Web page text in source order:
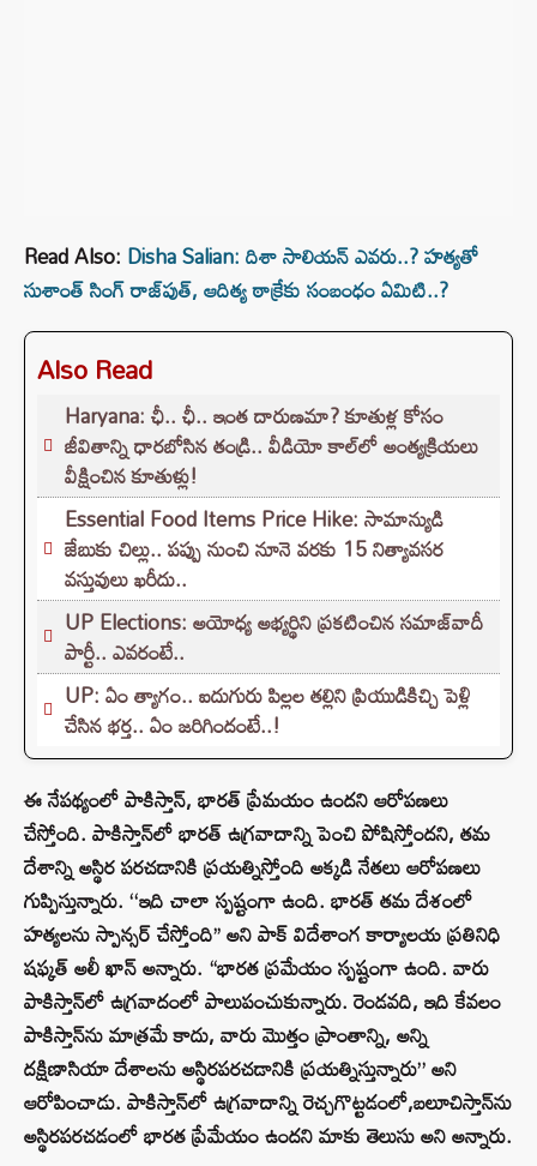
Read Also: Disha Salian: దిశా సాలియన్ ఎవరు..? హత్యతో
సుశాంత్ సింగ్ రాజ్‌పుత్, ఆదిత్య ఠాక్రేకు సంబంధం ఏమిటి..?
Also Read
Haryana: ఛీ.. ఛీ.. ఇంత దారుణమా? కూతుళ్ల కోసం
జీవితాన్ని ధారబోసిన తండ్రి.. వీడియో కాల్‌లో అంత్యక్రియలు
వీక్షించిన కూతుళ్లు!
Essential Food Items Price Hike: సామాన్యుడి
జేబుకు చిల్లు.. పప్పు నుంచి నూనె వరకు 15 నిత్యావసర
వస్తువులు ఖరీదు..
UP Elections: అయోధ్య అభ్యర్థిని ప్రకటించిన సమాజ్‌వాదీ
పార్టీ.. ఎవరంటే..
UP: ఏం త్యాగం.. ఐదుగురు పిల్లల తల్లిని ప్రియుడికిచ్చి పెళ్లి
చేసిన భర్త.. ఏం జరిగిందంటే..!
ఈ నేపథ్యంలో పాకిస్తాన్, భారత్ ప్రేమయం ఉందని ఆరోపణలు
చేస్తోంది. పాకిస్తాన్‌లో భారత్ ఉగ్రవాదాన్ని పెంచి పోషిస్తోందని, తమ
దేశాన్ని అస్థిర పరచడానికి ప్రయత్నిస్తోంది అక్కడి నేతలు ఆరోపణలు
గుప్పిస్తున్నారు. ‘‘ఇది చాలా స్పష్టంగా ఉంది. భారత్ తమ దేశంలో
హత్యలను స్పాన్సర్ చేస్తోంది’’ అని పాక్ విదేశాంగ కార్యాలయ ప్రతినిధి
షఫ్కత్ అలీ ఖాన్ అన్నారు. “భారత ప్రమేయం స్పష్టంగా ఉంది. వారు
పాకిస్తాన్‌లో ఉగ్రవాదంలో పాలుపంచుకున్నారు. రెండవది, ఇది కేవలం
పాకిస్తాన్‌ను మాత్రమే కాదు, వారు మొత్తం ప్రాంతాన్ని, అన్ని
దక్షిణాసియా దేశాలను అస్థిరపరచడానికి ప్రయత్నిస్తున్నారు” అని
ఆరోపించాడు. పాకిస్తాన్‌లో ఉగ్రవాదాన్ని రెచ్చగొట్టడంలో,బలూచిస్తాన్‌ను
అస్థిరపరచడంలో భారత ప్రేమేయం ఉందని మాకు తెలుసు అని అన్నారు.